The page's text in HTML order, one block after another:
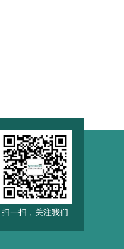
扫一扫，关注我们